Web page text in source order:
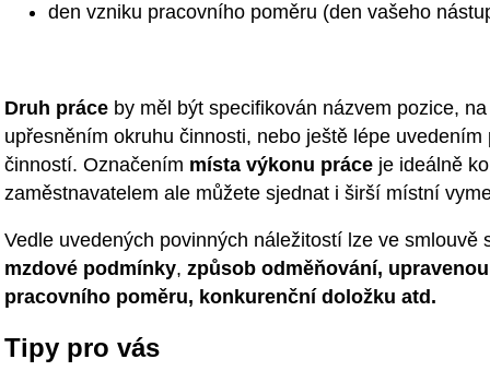
den vzniku pracovního poměru (den vašeho
Druh práce by měl být specifikován názvem pozice,
upřesněním okruhu činnosti, nebo ještě lépe
činností. Označením místa výkonu práce je ideálně
zaměstnavatelem ale můžete sjednat i širší místní
Vedle uvedených povinných náležitostí lze ve smlouvě
mzdové podmínky, způsob odměňování,
pracovního poměru, konkurenční doložku atd.
Tipy pro vás